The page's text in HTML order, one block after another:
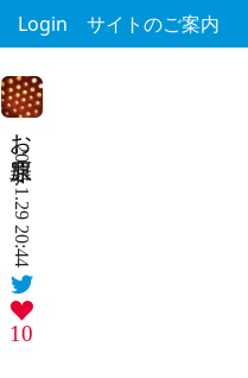
Login サイトのご案内
お原罪
2026.1.29 20:44
10